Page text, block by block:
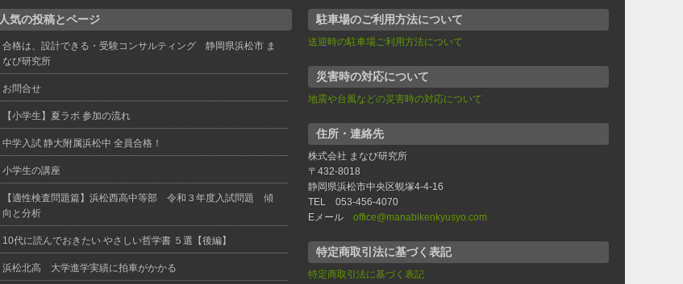
人気の投稿とページ
合格は、設計できる・受験コンサルティング 静岡県浜松市 ま
なび研究所
お問合せ
【小学生】夏ラボ 参加の流れ
中学入試 静大附属浜松中 全員合格！
小学生の講座
【適性検査問題篇】浜松西高中等部 令和３年度入試問題 傾
向と分析
10代に読んでおきたい やさしい哲学書 ５選【後編】
浜松北高 大学進学実績に拍車がかかる
駐車場のご利用方法について
送迎時の駐車場ご利用方法について
災害時の対応について
地震や台風などの災害時の対応について
住所・連絡先
株式会社 まなび研究所
〒432-8018
静岡県浜松市中央区蜆塚4-4-16
TEL 053-456-4070
Eメール office@manabikenkyusyo.com
特定商取引法に基づく表記
特定商取引法に基づく表記